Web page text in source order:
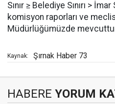
Sınır ≥ Belediye Sınırı >
komisyon raporları ve
Müdürlüğümüzde
Kaynak: Şırnak Haber 73
HABERE YORUM